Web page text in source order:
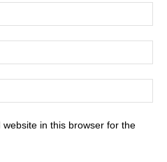
in this browser for the